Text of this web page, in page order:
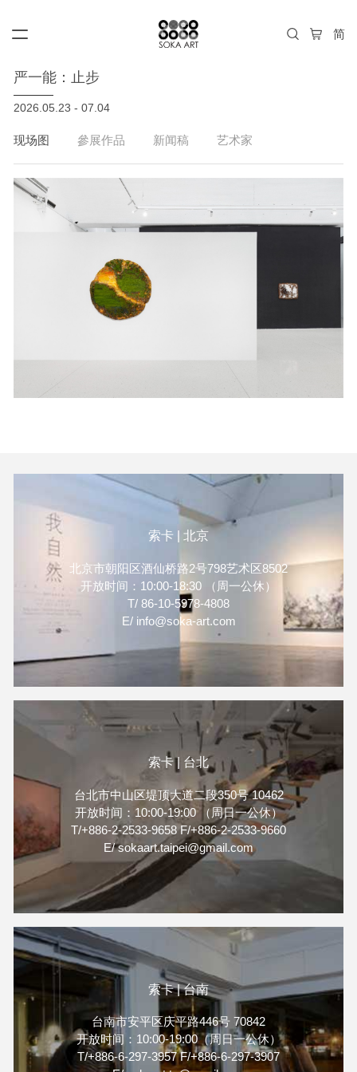
严一能：止步
2026.05.23 - 07.04
现场图 參展作品 新闻稿 艺术家
索卡 | 北京
北京市朝阳区酒仙桥路2号798艺术区8502
开放时间：10:00-18:30 （周一公休）
T/ 86-10-5978-4808
E/ info@soka-art.com
索卡 | 台北
台北市中山区堤顶大道二段350号 10462
开放时间：10:00-19:00 （周日一公休）
T/+886-2-2533-9658 F/+886-2-2533-9660
E/ sokaart.taipei@gmail.com
索卡 | 台南
台南市安平区庆平路446号 70842
开放时间：10:00-19:00（周日一公休）
T/+886-6-297-3957 F/+886-6-297-3907